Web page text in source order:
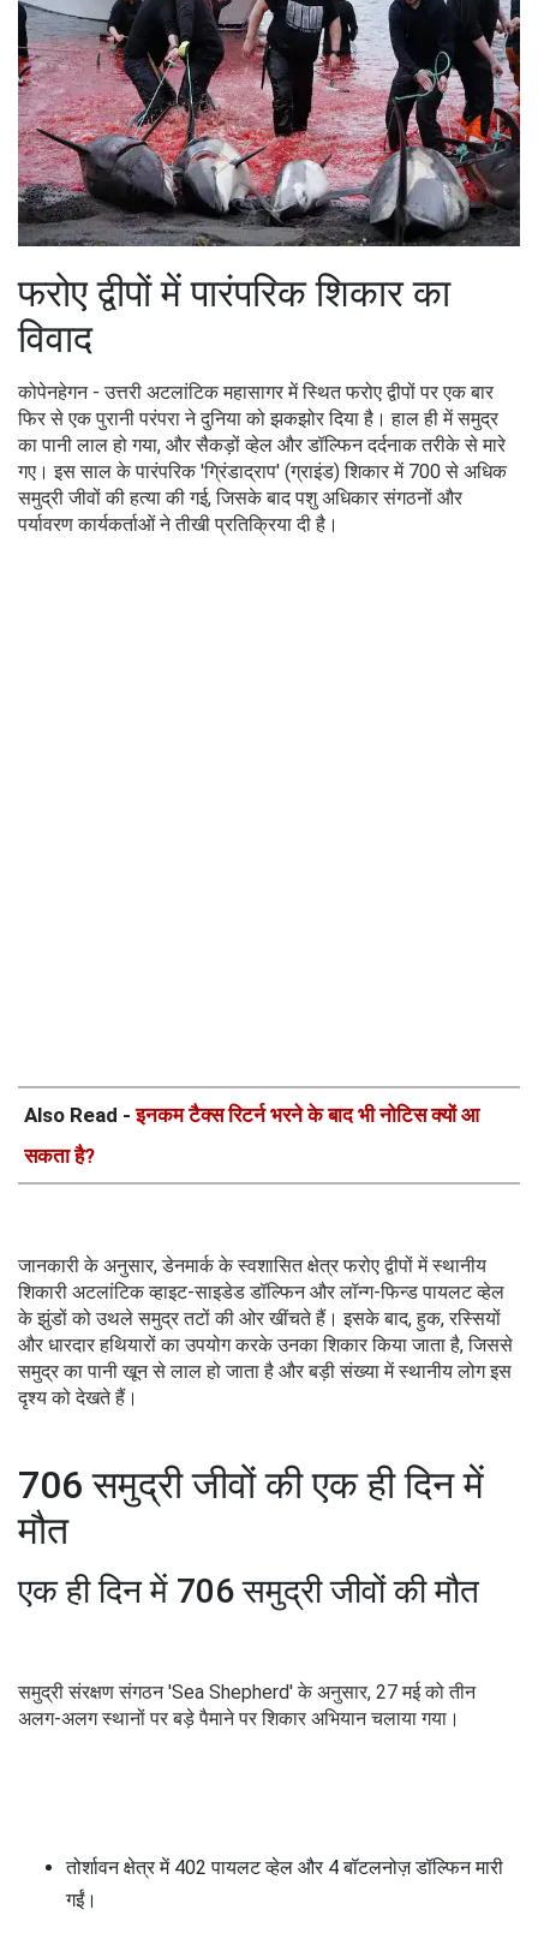
फरोए द्वीपों में पारंपरिक शिकार का
विवाद
कोपेनहेगन - उत्तरी अटलांटिक महासागर में स्थित फरोए द्वीपों पर एक बार
फिर से एक पुरानी परंपरा ने दुनिया को झकझोर दिया है। हाल ही में समुद्र
का पानी लाल हो गया, और सैकड़ों व्हेल और डॉल्फिन दर्दनाक तरीके से मारे
गए। इस साल के पारंपरिक 'ग्रिंडाद्राप' (ग्राइंड) शिकार में 700 से अधिक
समुद्री जीवों की हत्या की गई, जिसके बाद पशु अधिकार संगठनों और
पर्यावरण कार्यकर्ताओं ने तीखी प्रतिक्रिया दी है।
Also Read -इनकम टैक्स रिटर्न भरने के बाद भी नोटिस क्यों आ
सकता है?
जानकारी के अनुसार, डेनमार्क के स्वशासित क्षेत्र फरोए द्वीपों में स्थानीय
शिकारी अटलांटिक व्हाइट-साइडेड डॉल्फिन और लॉन्ग-फिन्ड पायलट व्हेल
के झुंडों को उथले समुद्र तटों की ओर खींचते हैं। इसके बाद, हुक, रस्सियों
और धारदार हथियारों का उपयोग करके उनका शिकार किया जाता है, जिससे
समुद्र का पानी खून से लाल हो जाता है और बड़ी संख्या में स्थानीय लोग इस
दृश्य को देखते हैं।
706 समुद्री जीवों की एक ही दिन में
मौत
एक ही दिन में 706 समुद्री जीवों की मौत
समुद्री संरक्षण संगठन 'Sea Shepherd' के अनुसार, 27 मई को तीन
अलग-अलग स्थानों पर बड़े पैमाने पर शिकार अभियान चलाया गया।
तोर्शावन क्षेत्र में 402 पायलट व्हेल और 4 बॉटलनोज़ डॉल्फिन मारी
गईं।